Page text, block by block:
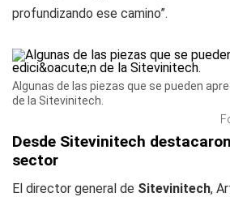
profundizando ese camino”.
Algunas de las piezas que se pueden
de la Sitevinitech.
Desde Sitevinitech
sector
El director general de Sitevinitech,